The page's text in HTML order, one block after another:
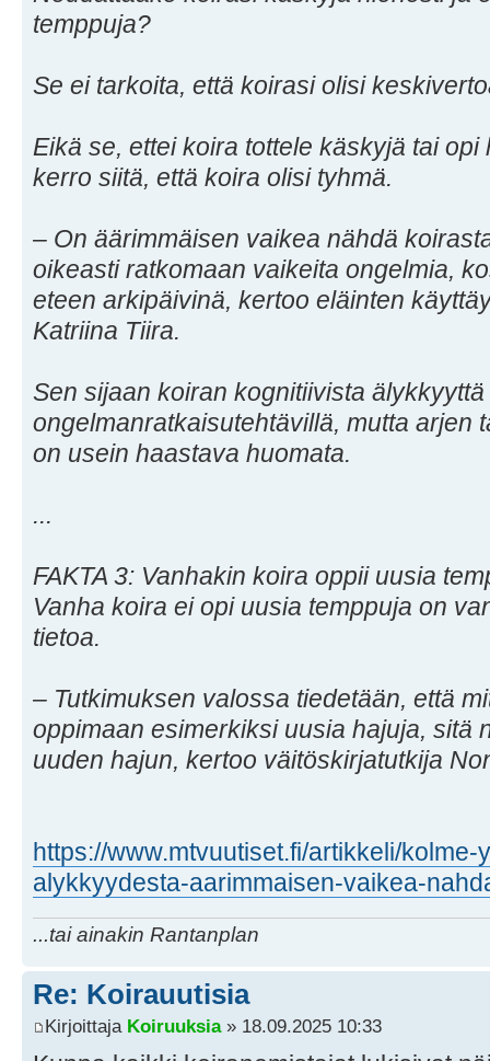
temppuja?
Se ei tarkoita, että koirasi olisi
Eikä se, ettei koira tottele käskyjä tai
kerro siitä, että koira olisi tyhmä.
– On äärimmäisen vaikea nähdä
oikeasti ratkomaan vaikeita ongelmia,
eteen arkipäivinä, kertoo eläinten
Katriina Tiira.
Sen sijaan koiran kognitiivista
ongelmanratkaisutehtävillä, mutta arjen
on usein haastava huomata.
...
FAKTA 3: Vanhakin koira oppii uusia
Vanha koira ei opi uusia temppuja on
tietoa.
– Tutkimuksen valossa tiedetään, että
oppimaan esimerkiksi uusia hajuja, sitä
uuden hajun, kertoo väitöskirjatutkija
https://www.mtvuutiset.fi/artikkeli/
alykkyydesta-aarimmaisen-vaikea-
...tai ainakin Rantanplan
Re: Koirauutisia
Kirjoittaja Koiruuksia» 18.09.2025 10:33